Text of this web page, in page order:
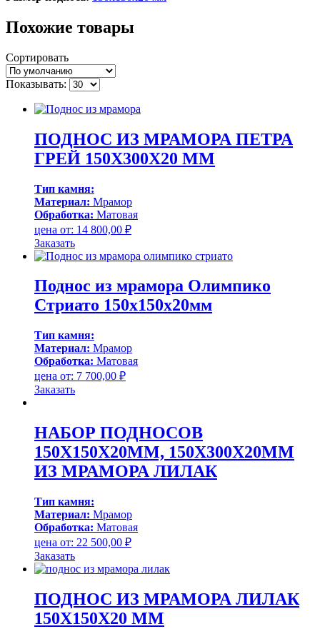
Похожие товары
Сортировать
Показывать:
ПОДНОС ИЗ МРАМОРА ПЕТРА
ГРЕЙ 150Х300Х20 ММ
Тип камня:
Материал: Мрамор
Обработка: Матовая
цена от: 14 800,00 ₽
Заказать
Поднос из мрамора Олимпико
Стриато 150х150х20мм
Тип камня:
Материал: Мрамор
Обработка: Матовая
цена от: 7 700,00 ₽
Заказать
НАБОР ПОДНОСОВ
150Х150Х20ММ, 150Х300Х20ММ
ИЗ МРАМОРА ЛИЛАК
Тип камня:
Материал: Мрамор
Обработка: Матовая
цена от: 22 500,00 ₽
Заказать
ПОДНОС ИЗ МРАМОРА ЛИЛАК
150Х150Х20 ММ